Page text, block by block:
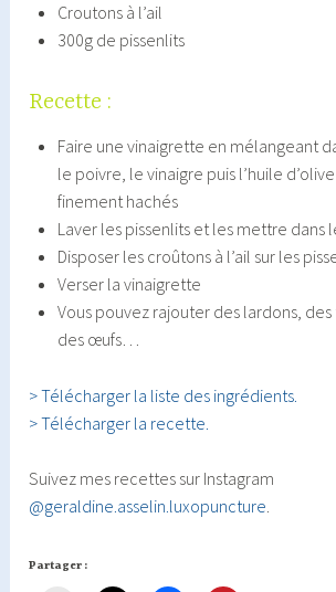
Croutons à l’ail
300g de pissenlits
Recette :
Faire une vinaigrette en mélangeant
le poivre, le vinaigre puis l’huile
finement hachés
Laver les pissenlits et les mettre dans
Disposer les croûtons à l’ail sur les
Verser la vinaigrette
Vous pouvez rajouter des lardons,
des œufs…
> Télécharger la liste des ingrédients.
> Télécharger la recette.
Suivez mes recettes sur Instagram
@geraldine.asselin.luxopuncture.
Partager :